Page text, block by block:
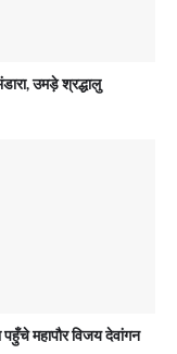
उमड़े श्रद्धालु
पहुँचे महापौर विजय देवांगन